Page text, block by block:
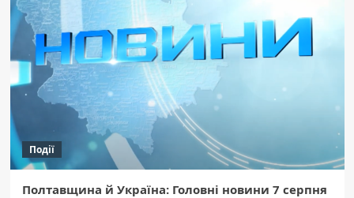
Події
Полтавщина й Україна: Головні новини 7 серпня